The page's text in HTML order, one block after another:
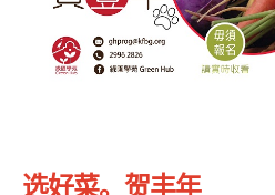
选好菜。贺丰年